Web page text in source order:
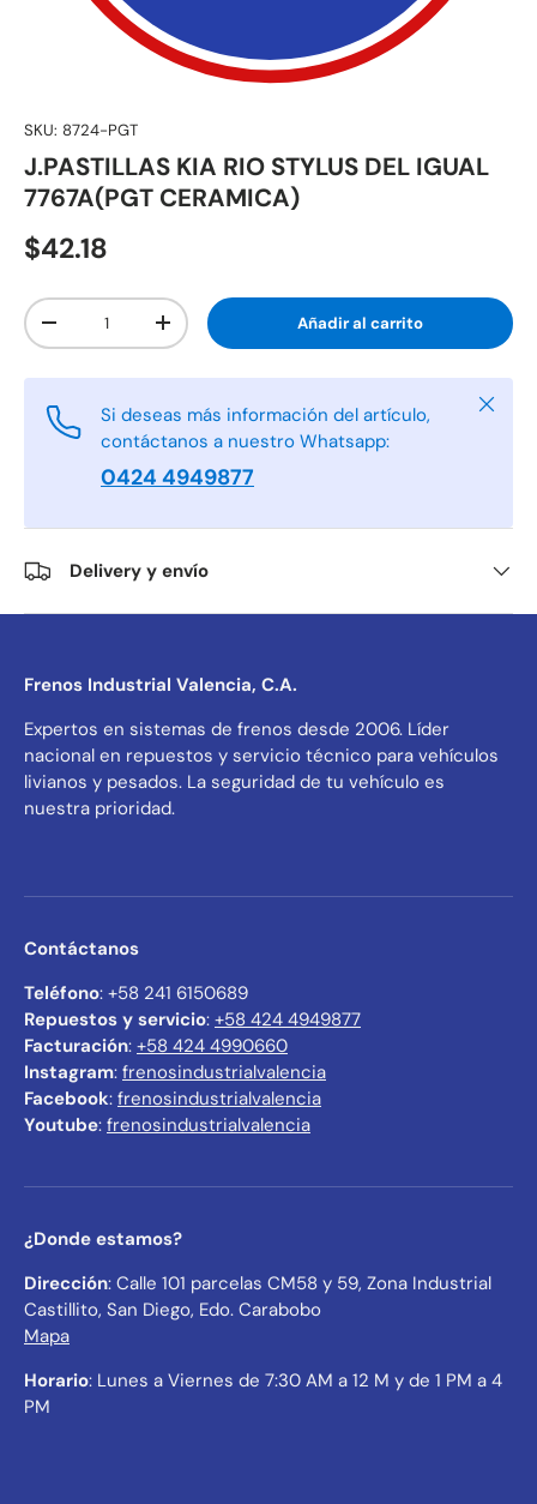
SKU: 8724-PGT
J.PASTILLAS KIA RIO STYLUS DEL IGUAL
7767A(PGT CERAMICA)
$42.18
Cant.
-
+ Añadir al carrito
Si deseas más información del artículo,
contáctanos a nuestro Whatsapp:
0424 4949877
Cerrar
Delivery y envío
Frenos Industrial Valencia, C.A.
Expertos en sistemas de frenos desde 2006. Líder
nacional en repuestos y servicio técnico para vehículos
livianos y pesados. La seguridad de tu vehículo es
nuestra prioridad.
Contáctanos
Teléfono: +58 241 6150689
Repuestos y servicio: +58 424 4949877
Facturación: +58 424 4990660
Instagram: frenosindustrialvalencia
Facebook: frenosindustrialvalencia
Youtube: frenosindustrialvalencia
¿Donde estamos?
Dirección: Calle 101 parcelas CM58 y 59, Zona Industrial
Castillito, San Diego, Edo. Carabobo
Mapa
Horario: Lunes a Viernes de 7:30 AM a 12 M y de 1 PM a 4
PM